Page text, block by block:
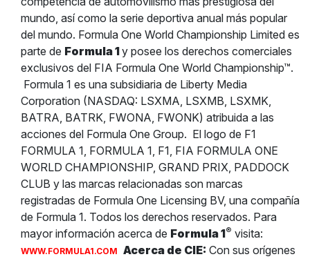
mundo, así como la serie deportiva anual más popular
del mundo. Formula One World Championship Limited es
parte de Formula 1y posee los derechos comerciales
exclusivos del FIA Formula One World Championship™.
Formula 1 es una subsidiaria de Liberty Media
Corporation (NASDAQ: LSXMA, LSXMB, LSXMK,
BATRA, BATRK, FWONA, FWONK) atribuida a las
acciones del Formula One Group. El logo de F1
FORMULA 1, FORMULA 1, F1, FIA FORMULA ONE
WORLD CHAMPIONSHIP, GRAND PRIX, PADDOCK
CLUB y las marcas relacionadas son marcas
registradas de Formula One Licensing BV, una compañía
de Formula 1. Todos los derechos reservados. Para
mayor información acerca de Formula 1® visita:
WWW.FORMULA1.COM Acerca de CIE: Con sus orígenes